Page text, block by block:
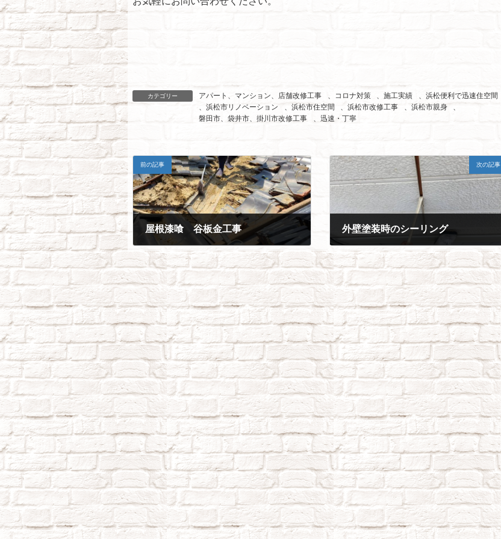
カテゴリー アパート、マンション、店舗改修工事 、 コロナ対策 、施工実績 、 浜松便利で迅速住空間
、 浜松市リノベーション 、 浜松市住空間 、浜松市改修工事 、 浜松市親身
、
磐田市、袋井市、掛川市改修工事
、 迅速・丁寧
前の記事
屋根漆喰 谷板金工事
2021年5月1日
次の記事
外壁塗装時のシーリング
2021年5月11日